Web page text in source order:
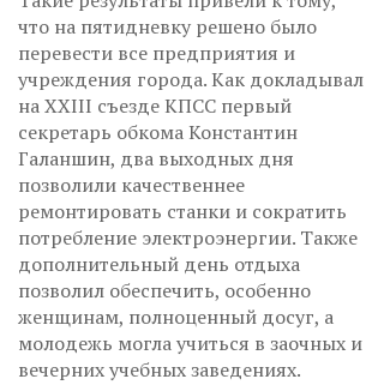
что на пятидневку решено было
перевести все предприятия и
учреждения города. Как докладывал
на XXIII съезде КПСС первый
секретарь обкома Константин
Галаншин, два выходных дня
позволили качественнее
ремонтировать станки и сократить
потребление электроэнергии. Также
дополнительный день отдыха
позволил обеспечить, особенно
женщинам, полноценный досуг, а
молодежь могла учиться в заочных и
вечерних учебных заведениях.